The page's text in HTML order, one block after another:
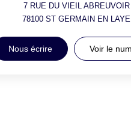
7 RUE DU VIEIL ABREUVOIR
78100ST GERMAIN EN LAYE
Nous écrire Voir le